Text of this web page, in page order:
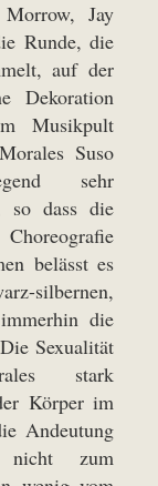
Jay
Runde, die
auf der
Dekoration
Musikpult
Suso
sehr
so dass die
belässt es
silbernen,
die
Sexualität
stark
Körper im
Andeutung
nicht zum